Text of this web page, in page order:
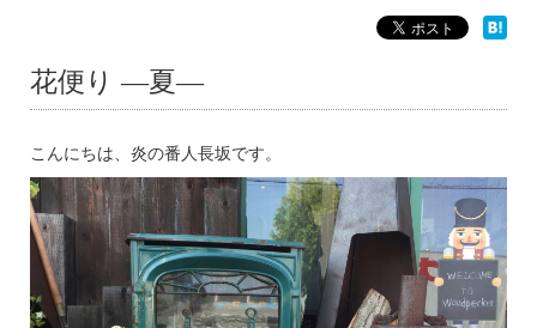
花便り ―夏―
こんにちは、炎の番人長坂です。